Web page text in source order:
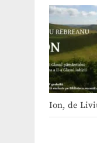
Ion, de